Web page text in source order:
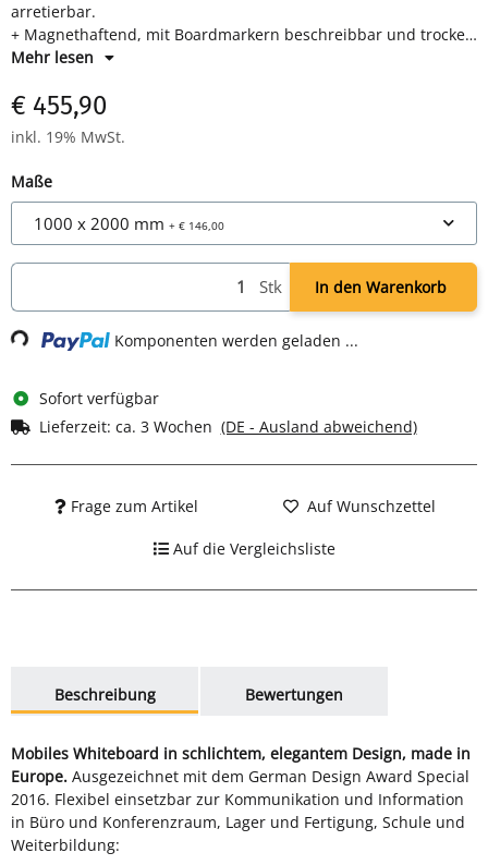
arretierbar.
+ Magnethaftend, mit Boardmarkern beschreibbar und trocken
oder feucht abwischbar.
eleganten Gehrungsecken in schlichtem Design.
+ Solides Fahrgestell Aluminium eloxiert, mit 4 Rollen.
+ Inkl. eisenlackierter, nicht abnehmbarer Ablageschale, B 500
mm.
+ Größe: 1000 x 2000 mm.
Mehr lesen
€ 455,90
inkl. 19% MwSt.
Maße
1000 x 2000 mm + € 146,00
Stk In den Warenkorb
Loading... Komponenten werden geladen ...
Sofort verfügbar
Lieferzeit: ca. 3 Wochen (DE - Ausland abweichend)
Frage zum Artikel Auf Wunschzettel
Auf die Vergleichsliste
Beschreibung
Bewertungen
Mobiles Whiteboard in schlichtem, elegantem Design, made in
Europe. Ausgezeichnet mit dem German Design Award Special
2016. Flexibel einsetzbar zur Kommunikation und Information
in Büro und Konferenzraum, Lager und Fertigung, Schule und
Weiterbildung: